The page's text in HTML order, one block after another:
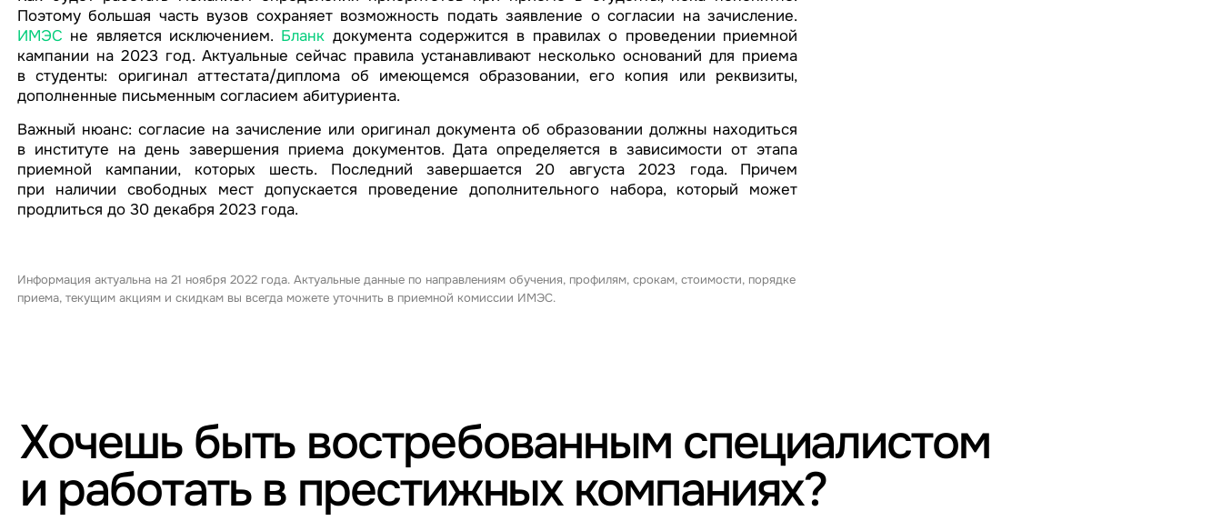
Поэтому большая часть вузов сохраняет возможность подать заявление о согласии на зачисление.
ИМЭС не является исключением. Бланк документа содержится в правилах о проведении приемной
кампании на 2023 год. Актуальные сейчас правила устанавливают несколько оснований для приема
в студенты: оригинал аттестата/диплома об имеющемся образовании, его копия или реквизиты,
дополненные письменным согласием абитуриента.
Важный нюанс: согласие на зачисление или оригинал документа об образовании должны находиться
в институте на день завершения приема документов. Дата определяется в зависимости от этапа
приемной кампании, которых шесть. Последний завершается 20 августа 2023 года. Причем
при наличии свободных мест допускается проведение дополнительного набора, который может
продлиться до 30 декабря 2023 года.
Информация актуальна на 21 ноября 2022 года. Актуальные данные по направлениям обучения, профилям, срокам, стоимости, порядке
приема, текущим акциям и скидкам вы всегда можете уточнить в приемной комиссии ИМЭС.
Хочешь быть востребованным специалистом
и работать в престижных компаниях?